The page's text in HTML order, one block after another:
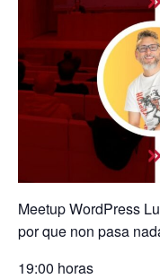
Meetup WordPress
por que non pasa
19:00 horas